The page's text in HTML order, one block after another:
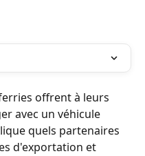
offrent à leurs
avec un véhicule
quels partenaires
d'exportation et